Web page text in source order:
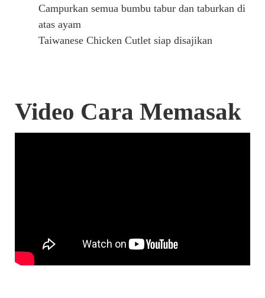
Campurkan semua bumbu tabur dan taburkan di
atas ayam
Taiwanese Chicken Cutlet siap disajikan
Video Cara Memasak